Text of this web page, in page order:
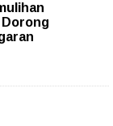
Dorong